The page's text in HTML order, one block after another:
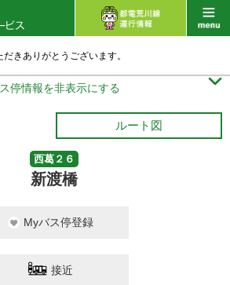
きありがとうございます。
停情報を非表示にする 
ルート図
西葛２６
新渡橋
Myバス停登録
接近